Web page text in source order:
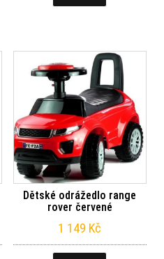
Dětské odrážedlo range
rover červené
1 149 Kč